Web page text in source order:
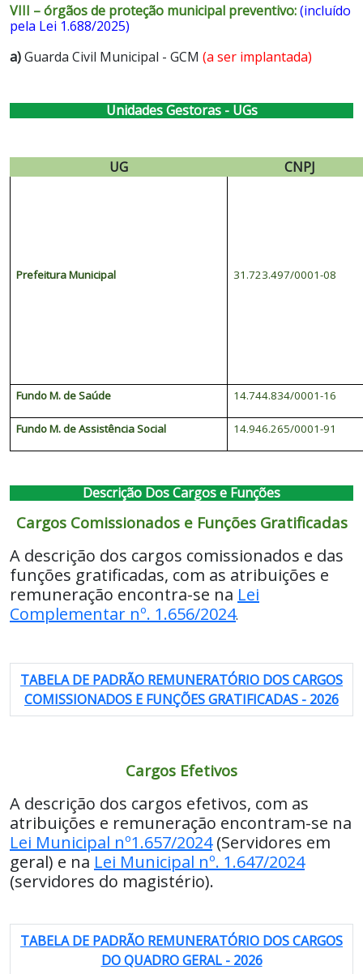
VIII – órgãos de proteção municipal preventivo:(incluído
pela Lei 1.688/2025)
a)Guarda Civil Municipal - GCM (a ser implantada)
Unidades Gestoras - UGs
UG CNPJ
Prefeitura Municipal 31.723.497/0001-08
Fundo M. de Saúde 14.744.834/0001-16
Fundo M. de Assistência Social 14.946.265/0001-91
Descrição Dos Cargos e Funções
Cargos Comissionados e Funções Gratificadas
A descrição dos cargos comissionados e das
funções gratificadas, com as atribuições e
remuneração encontra-se na Lei
Complementar nº. 1.656/2024.
TABELA DE PADRÃO REMUNERATÓRIO DOS CARGOS
COMISSIONADOS E FUNÇÕES GRATIFICADAS - 2026
Cargos Efetivos
A descrição dos cargos efetivos, com as
atribuições e remuneração encontram-se na
Lei Municipal nº1.657/2024(Servidores em
geral) e na Lei Municipal nº. 1.647/2024
(servidores do magistério).
TABELA DE PADRÃO REMUNERATÓRIO DOS CARGOS
DO QUADRO GERAL - 2026